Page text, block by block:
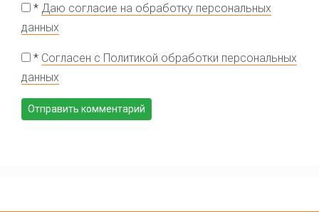
* Даю согласие на обработку персональных
данных
* Согласен с Политикой обработки персональных
данных